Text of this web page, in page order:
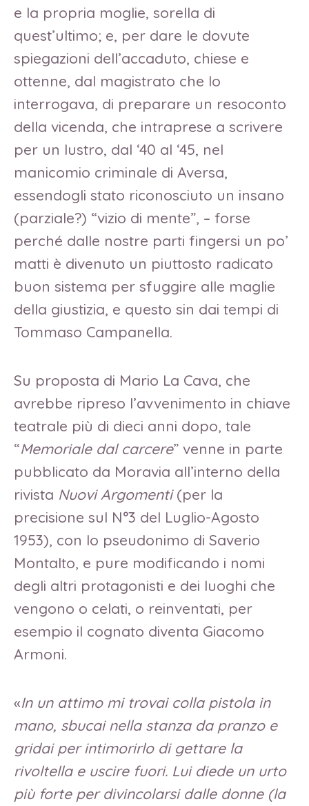
e la propria moglie, sorella di
quest’ultimo; e, per dare le dovute
spiegazioni dell’accaduto, chiese e
ottenne, dal magistrato che lo
interrogava, di preparare un resoconto
della vicenda, che intraprese a scrivere
per un lustro, dal ‘40 al ‘45, nel
manicomio criminale di Aversa,
essendogli stato riconosciuto un insano
(parziale?) “vizio di mente”, – forse
perché dalle nostre parti fingersi un po’
matti è divenuto un piuttosto radicato
buon sistema per sfuggire alle maglie
della giustizia, e questo sin dai tempi di
Tommaso Campanella.
Su proposta di Mario La Cava, che
avrebbe ripreso l’avvenimento in chiave
teatrale più di dieci anni dopo, tale
“Memoriale dal carcere” venne in parte
pubblicato da Moravia all’interno della
rivista Nuovi Argomenti(per la
precisione sul N°3 del Luglio-Agosto
1953), con lo pseudonimo di Saverio
Montalto, e pure modificando i nomi
degli altri protagonisti e dei luoghi che
vengono o celati, o reinventati, per
esempio il cognato diventa Giacomo
Armoni.
«In un attimo mi trovai colla pistola in
mano, sbucai nella stanza da pranzo e
gridai per intimorirlo di gettare la
rivoltella e uscire fuori. Lui diede un urto
più forte per divincolarsi dalle donne (la